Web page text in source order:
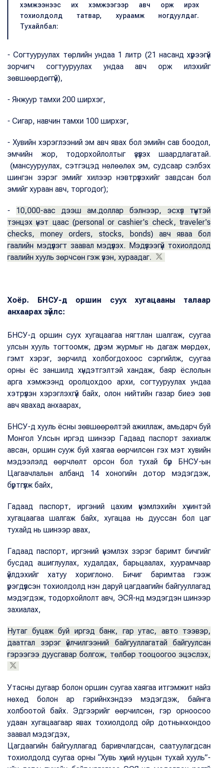
хэмжээнээс их хэмжээгээр авч орж ирэх
тохиолдолд татвар, хураамж ногдуулдаг.
Тухайлбал:
- Согтууруулах төрлийн ундаа 1 литр (21 насанд хүрээгүй
зорчигч согтууруулах ундаа авч орж илэхийг
зөвшөөрдөггүй),
- Янжуур тамхи 200 ширхэг,
- Сигар, навчин тамхи 100 ширхэг,
- Хувийн хэрэглээний эм авч явах бол эмийн сав боодол,
эмчийн жор, тодорхойлолтыг үзүүлэх шаардлагатай.
(мансууруулах, сэтгэцэд нөлөөлөх эм, судсаар сэлбэх
шингэн зэрэг эмийг хилээр нэвтрүүлэхийг завдсан бол
эмийг хураан авч, торгодог);
- 10,000-аас дээш ам.доллар бэлнээр, эсхүл түүнтэй
тэнцэх үнэт цаас (personal or cashier's check, traveler's
checks, money orders, stocks, bonds) авч яваа бол
гаалийн мэдүүлэгт заавал мэдүүлэх. Мэдүүлээгүй тохиолдолд
гаалийн хууль зөрчсөн гэж үзэн, хураадаг.
Хоёр. БНСУ-д оршин суух хугацааны талаар
анхаарах зүйлс:
БНСУ-д оршин суух хугацаагаа нягтлан шалгаж, суугаа
улсын хууль тогтоомж, дүрэм журмыг нь дагаж мөрдөх,
гэмт хэрэг, зөрчилд холбогдохооc сэргийлж, суугаа
орны ёс заншилд хүндэтгэлтэй хандаж, баяр ёслолын
арга хэмжээнд оролцохдоо архи, согтууруулах ундаа
хэтрүүлэн хэрэглэхгүй байх, олон нийтийн газар биеэ зөв
авч явахад анхаарах,
БНСУ-д хууль ёсны зөвшөөрөлтэй ажиллаж, амьдарч буй
Монгол Улсын иргэд шинээр Гадаад паспорт захиалж
авсан, оршин сууж буй хаягаа өөрчилсөн гэх мэт хувийн
мэдээлэлд өөрчлөлт орсон бол тухай бүр БНСУ-ын
Цагаачлалын албанд 14 хоногийн дотор мэдэгдэж,
бүртгүүлж байх,
Гадаад паспорт, иргэний цахим үнэмлэхийн хүчинтэй
хугацаагаа шалгаж байх, хугацаа нь дууссан бол цаг
тухайд нь шинээр авах,
Гадаад паспорт, иргэний үнэмлэх зэрэг баримт бичгийг
бусдад ашиглуулах, худалдах, барьцаалах, хуурамчаар
үйлдэхийг хатуу хориглоно. Бичиг баримтаа гээж
үрэгдүүлсэн тохиолдолд нэн даруй цагдаагийн байгууллагад
мэдэгдэж, тодорхойлолт авч, ЭСЯ-нд мэдэгдэн шинээр
захиалах,
Нутаг буцаж буй иргэд банк, гар утас, авто тээвэр,
даатгал зэрэг үйлчилгээний байгууллагатай байгуулсан
гэрээгээ дуусгавар болгож, төлбөр тооцоогоо эцэслэх,
Утасны дугаар болон оршин суугаа хаягаа итгэмжит найз
нөхөд болон ар гэрийнхэндээ мэдэгдэж, байнга
холбоотой байх. Эдгээрийг өөрчилсөн, гэр орноосоо
удаан хугацаагаар явах тохиолдолд ойр дотнынхондоо
заавал мэдэгдэх,
Цагдаагийн байгууллагад баривчлагдсан, саатуулагдсан
тохиолдолд суугаа орны “Хувь хүний нууцын тухай хууль”-